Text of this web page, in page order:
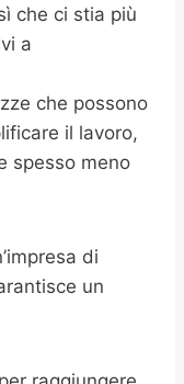
che ci stia più
a
che possono
il lavoro,
spesso meno
di
un